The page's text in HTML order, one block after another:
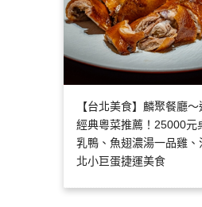
【台北美食】麟聚餐廳
經典粵菜推薦！25000元
乳鴨、魚翅濃湯一品雞
北小巨蛋捷運美食